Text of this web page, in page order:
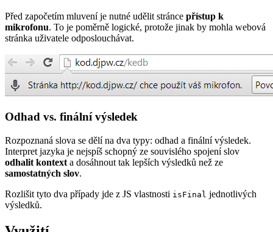
Před započetím mluvení je nutné udělit stránce přístup k
mikrofonu. To je poměrně logické, protože jinak by mohla webová
stránka uživatele odposlouchávat.
Odhad vs. finální výsledek
Rozpoznaná slova se dělí na dva typy: odhad a finální výsledek.
Interpret jazyka je nejspíš schopný ze souvislého spojení slov
odhalit kontext a dosáhnout tak lepších výsledků než ze
samostatných slov.
Rozlišit tyto dva případy jde z JS vlastnosti isFinal jednotlivých
výsledků.